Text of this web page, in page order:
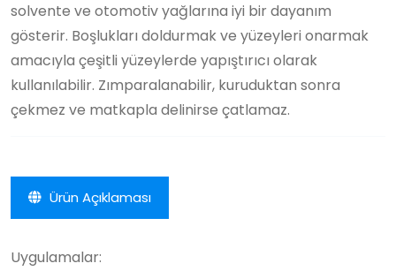
solvente ve otomotiv yağlarına iyi bir dayanım
gösterir. Boşlukları doldurmak ve yüzeyleri onarmak
amacıyla çeşitli yüzeylerde yapıştırıcı olarak
kullanılabilir. Zımparalanabilir, kuruduktan sonra
çekmez ve matkapla delinirse çatlamaz.
Ürün Açıklaması
Uygulamalar: